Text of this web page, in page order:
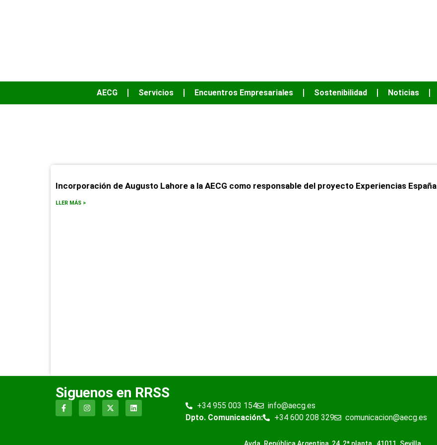
AECG Servicios Encuentros Empresariales Sostenibilidad Noticias
Incorporación de Augusto Lahore a la AECG como responsable del proyecto Experiencias España
LLER MÁS >
Siguenos en RRSS
+34 955 003 154
info@aecg.es
Dpto. Comunicación:
+34 600 208 329 comunicacion@aecg.es